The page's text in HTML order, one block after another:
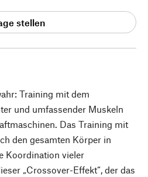
Training mit dem
und umfassender Muskeln
Das Training mit
den gesamten Körper in
Koordination vieler
„Crossover-Effekt“, der das
stellen